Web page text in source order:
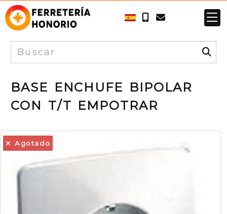
BASE ENCHUFE BIPOLAR
CON T/T EMPOTRAR
Agotado